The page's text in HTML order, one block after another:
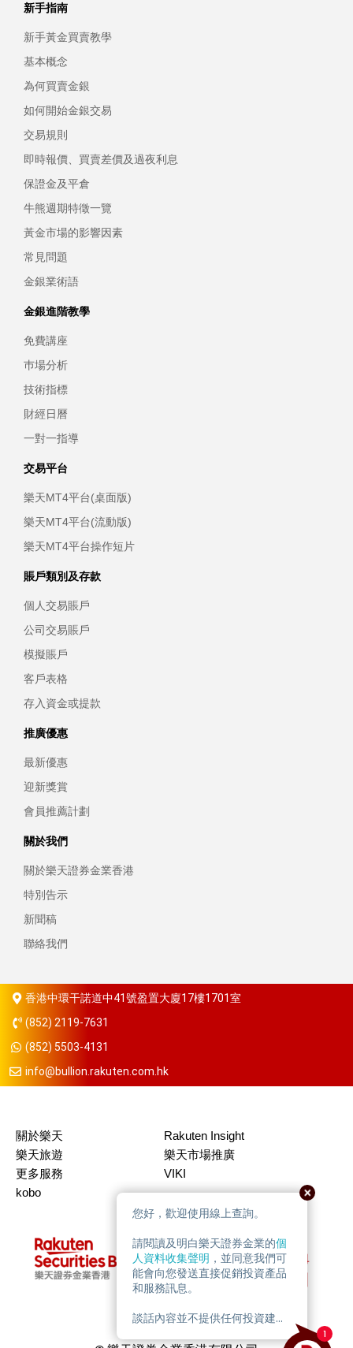
新手指南
新手黃金買賣教學
基本概念
為何買賣金銀
如何開始金銀交易
交易規則
即時報價、買賣差價及過夜利息
保證金及平倉
牛熊週期特徵一覽
黃金市場的影響因素
常見問題
金銀業術語
金銀進階教學
免費講座
巿場分析
技術指標
財經日曆
一對一指導
交易平台
樂天MT4平台(桌面版)
樂天MT4平台(流動版)
樂天MT4平台操作短片
賬戶類別及存款
個人交易賬戶
公司交易賬戶
模擬賬戶
客戶表格
存入資金或提款
推廣優惠
最新優惠
迎新獎賞
會員推薦計劃
關於我們
關於樂天證券金業香港
特別告示
新聞稿
聯絡我們
香港中環干諾道中41號盈置大廈17樓1701室
(852) 2119-7631
(852) 5503-4131
info@bullion.rakuten.com.hk
關於樂天
Rakuten Insight
樂天旅遊
樂天市場推廣
更多服務
VIKI
kobo